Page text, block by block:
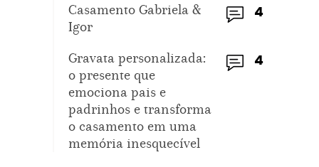
4
Casamento Gabriela &
Igor
4
Gravata personalizada:
o presente que
emociona pais e
padrinhos e transforma
o casamento em uma
memória inesquecível